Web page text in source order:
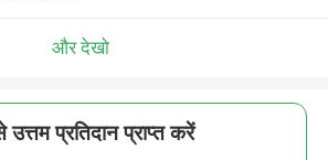
और देखो
प्रतिदान प्राप्त करें